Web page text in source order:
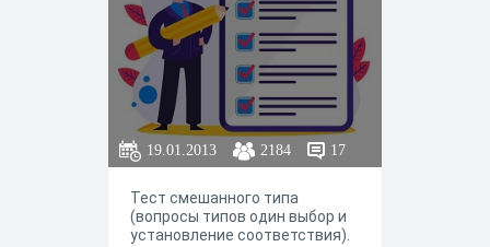
19.01.2013 2184 17
Тест смешанного типа
(вопросы типов один выбор и
установление соответствия).